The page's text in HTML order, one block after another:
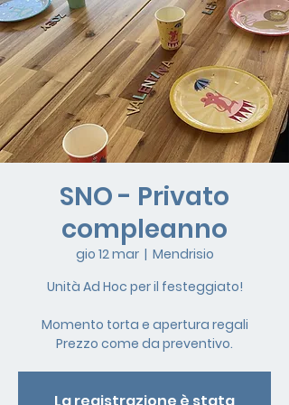
SNO - Privato
compleanno
gio 12 mar
  |
Mendrisio
Unità Ad Hoc per il festeggiato!
Momento torta e apertura regali
Prezzo come da preventivo.